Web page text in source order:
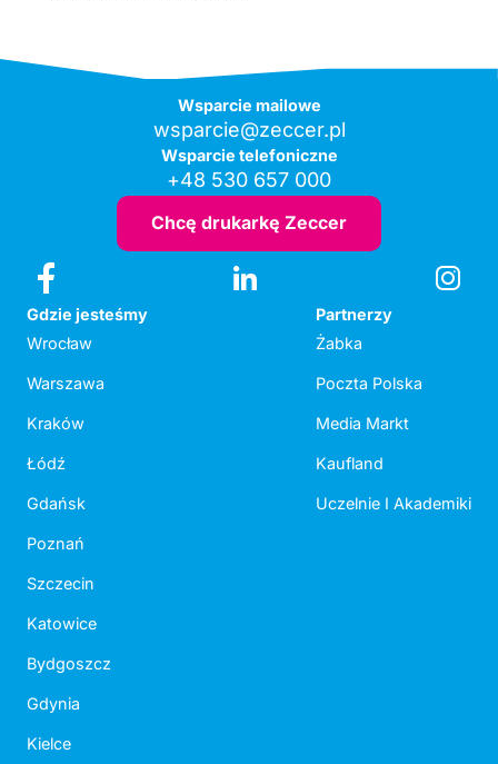
Wsparcie mailowe
wsparcie@zeccer.pl
Wsparcie telefoniczne
+48 530 657 000
Chcę drukarkę Zeccer
Gdzie jesteśmy
Wrocław
Warszawa
Kraków
Łódź
Gdańsk
Poznań
Szczecin
Katowice
Bydgoszcz
Gdynia
Kielce
Partnerzy
Żabka
Poczta Polska
Media Markt
Kaufland
Uczelnie I Akademiki